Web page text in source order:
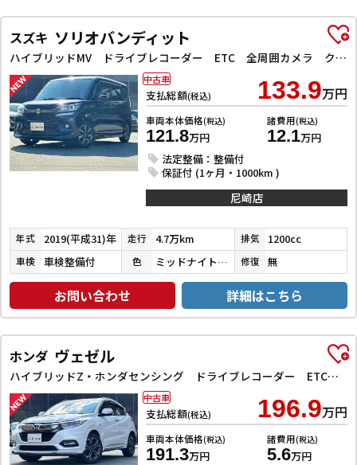
スズキ ソリオバンディット
ハイブリッドMV ドライブレコーダー ETC 全周囲カメラ クリアランスソナー オートクルーズコントロール レーンアシスト 衝突被害軽減システム 両側スライド・片側電動 LEDヘッドランプ スマートキー
支払総額(税込) 133.9万円
車両本体価格(税込)
121.8万円
諸費用(税込)
12.1万円
法定整備：整備付
保証付 (1ヶ月・1000km )
中古車
尼崎店
年式 2019(平成31)年 走行 4.7万km 排気 1200cc
車検 車検整備付 色 ミッドナイトバイオレットメタリック 修復 無
お問い合わせ 詳細はこちら
ホンダ ヴェゼル
ハイブリッドZ・ホンダセンシング ドライブレコーダー ETC バックカメラ オートクルーズコントロール レーンアシスト 衝突被害軽減システム ナビ TV オートライト LEDヘッドランプ アルミホイール スマートキー 電動格納ミラー
支払総額(税込) 196.9万円
車両本体価格(税込)
191.3万円
諸費用(税込)
5.6万円
中古車